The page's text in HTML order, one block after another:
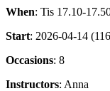
When: Tis 17.10-
Start: 2026-04-14
Occasions: 8
Instructors: Anna